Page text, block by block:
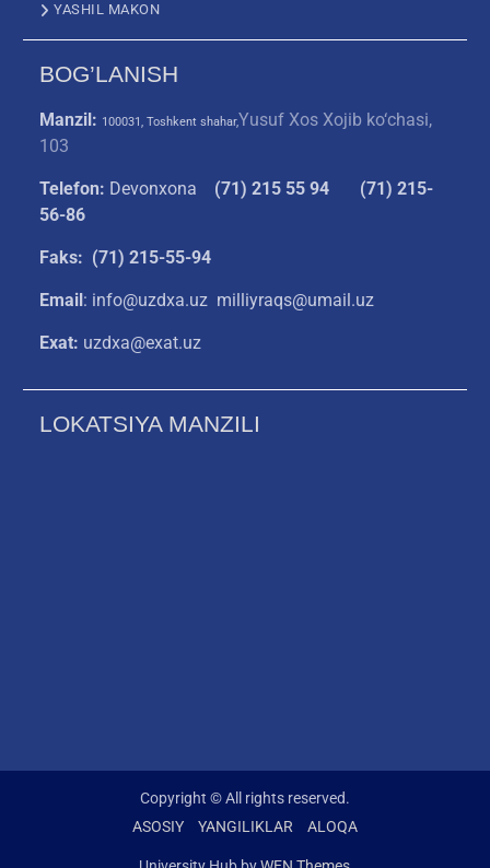
YASHIL MAKON
BOG’LANISH
Manzil: 100031, Toshkent shahar,Yusuf Xos Xojib ko‘chasi,
103
Telefon: Devonxona (71) 215 55 94
(71) 215-
56-86
Faks: (71) 215-55-94
Email : info@uzdxa.uz milliyraqs@umail.uz
Exat: uzdxa@exat.uz
LOKATSIYA MANZILI
Copyright © All rights reserved.
ASOSIY
YANGILIKLAR ALOQA